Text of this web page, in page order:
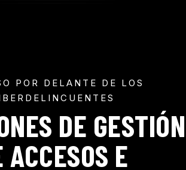
POR DELANTE DE LOS
DE GESTIÓN
ACCESOS E